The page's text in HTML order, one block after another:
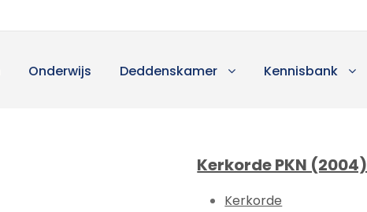
Onderwijs Deddenskamer Kennisbank
Kerkorde PKN (2004)
Kerkorde